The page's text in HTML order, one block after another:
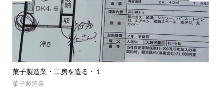
菓子製造業・工房を造る・１
菓子製造業